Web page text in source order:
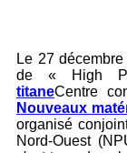
Le 27
de « High
titaneCentre
Nouveaux
organisé
Nord-Ouest